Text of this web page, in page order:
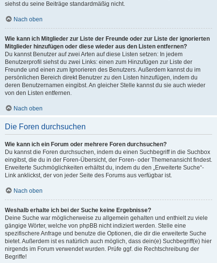
siehst du seine Beiträge standardmäßig nicht.
Nach oben
Wie kann ich Mitglieder zur Liste der Freunde oder zur Liste der ignorierten
Mitglieder hinzufügen oder diese wieder aus den Listen entfernen?
Du kannst Benutzer auf zwei Arten auf diese Listen setzen: In jedem
Benutzerprofil siehst du zwei Links: einen zum Hinzufügen zur Liste der
Freunde und einen zum Ignorieren des Benutzers. Außerdem kannst du im
persönlichen Bereich direkt Benutzer zu den Listen hinzufügen, indem du
deren Benutzernamen eingibst. An gleicher Stelle kannst du sie auch wieder
von den Listen entfernen.
Nach oben
Die Foren durchsuchen
Wie kann ich ein Forum oder mehrere Foren durchsuchen?
Du kannst die Foren durchsuchen, indem du einen Suchbegriff in die Suchbox
eingibst, die du in der Foren-Übersicht, der Foren- oder Themenansicht findest.
Erweiterte Suchmöglichkeiten erhältst du, indem du den „Erweiterte Suche“-
Link anklickst, der von jeder Seite des Forums aus verfügbar ist.
Nach oben
Weshalb erhalte ich bei der Suche keine Ergebnisse?
Deine Suche war möglicherweise zu allgemein gehalten und enthielt zu viele
gängige Wörter, welche von phpBB nicht indiziert werden. Stelle eine
spezifischere Anfrage und benutze die Optionen, die dir die erweiterte Suche
bietet. Außerdem ist es natürlich auch möglich, dass dein(e) Suchbegriff(e) hier
nirgends im Forum verwendet wurden. Prüfe ggf. die Rechtschreibung der
Begriffe!